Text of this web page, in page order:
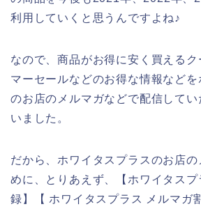
利用していくと思うんですよね♪
なので、商品がお得に安く買える
マーセールなどのお得な情報などを
のお店のメルマガなどで配信して
いました。
だから、ホワイタスプラスのお店の
めに、とりあえず、【ホワイタスプ
録】【 ホワイタスプラス メルマガ